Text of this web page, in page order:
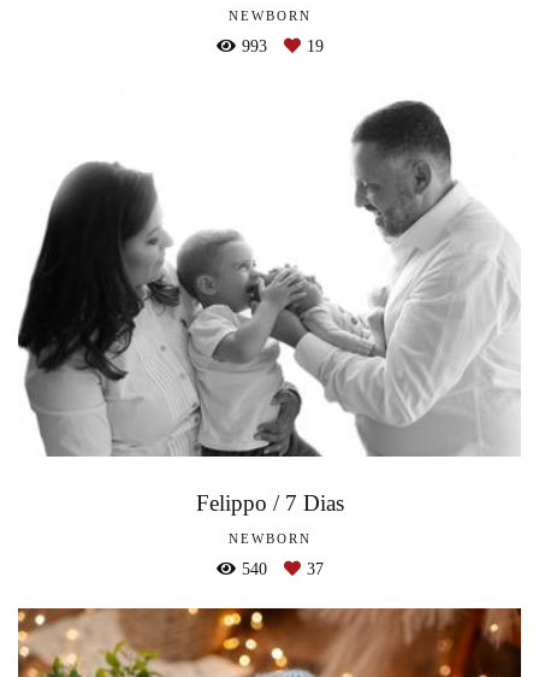
NEWBORN
993 19
Felippo / 7 Dias
NEWBORN
540 37